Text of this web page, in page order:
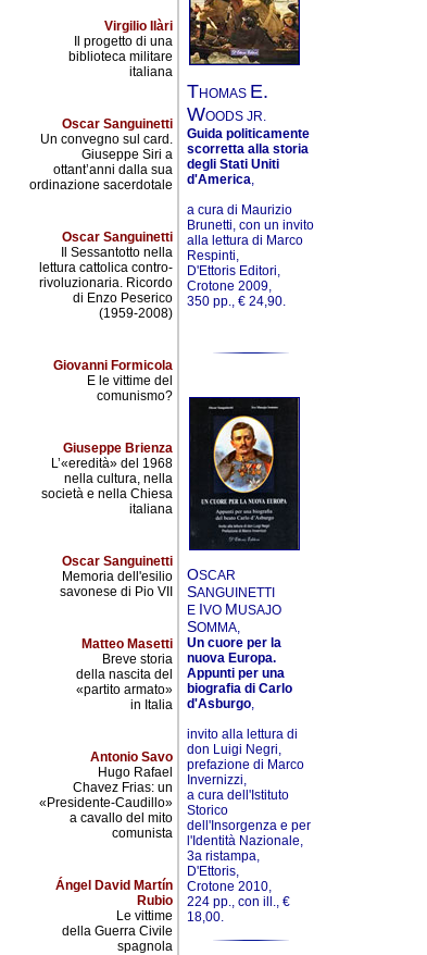
Virgilio Ilàri
Il progetto di una
biblioteca militare
italiana
Oscar Sanguinetti
Un convegno sul card.
Giuseppe Siri a
ottant’anni dalla sua
ordinazione sacerdotale
Oscar Sanguinetti
Il Sessantotto nella
lettura cattolica contro-
rivoluzionaria. Ricordo
di Enzo Peserico
(1959-2008)
Giovanni Formicola
E le vittime del
comunismo?
Giuseppe Brienza
L’«eredità» del 1968
nella cultura, nella
società e nella Chiesa
italiana
Oscar Sanguinetti
Memoria dell'esilio
savonese di Pio VII
Matteo Masetti
Breve storia
della nascita del
«partito armato»
in Italia
Antonio Savo
Hugo Rafael
Chavez Frias: un
«Presidente-Caudillo»
a cavallo del mito
comunista
Ángel David Martín
Rubio
Le vittime
della Guerra Civile
spagnola
THOMAS E.
WOODS JR.
Guida politicamente
scorretta alla storia
degli Stati Uniti
d'America,
a cura di Maurizio
Brunetti, con un invito
alla lettura di Marco
Respinti,
D'Ettoris Editori,
Crotone 2009,
350 pp., € 24,90.
OSCAR
SANGUINETTI
E IVO MUSAJO
SOMMA,
Un cuore per la
nuova Europa.
Appunti per una
biografia di Carlo
d'Asburgo,
invito alla lettura di
don Luigi Negri,
prefazione di Marco
Invernizzi,
a cura dell'Istituto
Storico
dell'Insorgenza e per
l'Identità Nazionale,
3a ristampa,
D'Ettoris,
Crotone 2010,
224 pp., con ill., €
18,00.